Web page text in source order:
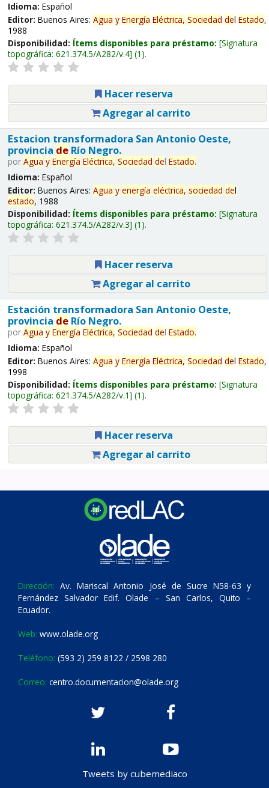
Idioma: Español
Editor: Buenos Aires: Agua y Energía Eléctrica, Sociedad del Estado,
1988
Disponibilidad: Ítems disponibles para préstamo: Signatura
topográfica: 621.374.5/A282/v.4 (1).
Hacer reserva
Agregar al carrito
Estacion transformadora San Antonio Oeste,
provincia deRío Negro.
por Agua y Energía Eléctrica, Sociedad del Estado.
Idioma: Español
Editor: Buenos Aires: Agua y energía eléctrica, sociedad del
estado, 1988
Disponibilidad: Ítems disponibles para préstamo: Signatura
topográfica: 621.374.5/A282/v.3 (1).
Hacer reserva
Agregar al carrito
Estación transformadora San Antonio Oeste,
provincia deRío Negro.
por Agua y Energía Eléctrica, Sociedad del Estado.
Idioma: Español
Editor: Buenos Aires: Agua y Energía Eléctrica, Sociedad del Estado,
1998
Disponibilidad: Ítems disponibles para préstamo: Signatura
topográfica: 621.374.5/A282/v.1 (1).
Hacer reserva
Agregar al carrito
Dirección: Av. Mariscal Antonio José de Sucre N58-63 y
Fernández Salvador Edif. Olade – San Carlos, Quito –
Ecuador.
Web: www.olade.org
Teléfono: (593 2) 259 8122 / 2598 280
Correo: centro.documentacion@olade.org
Tweets by cubemediaco